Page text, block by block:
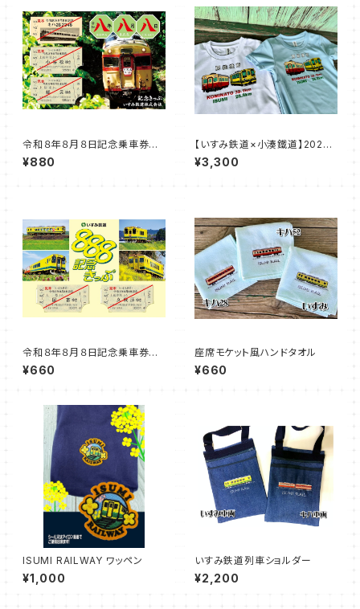
令和８年８月８日記念乗車券セ
ット【A】
¥880
【いすみ鉄道×小湊鐵道】2026
房総横断Tシャツ
¥3,300
令和８年８月８日記念乗車券セ
ット【B】
¥660
座席モケット風ハンドタオル
¥660
ISUMI RAILWAY ワッペン
¥1,000
いすみ鉄道列車ショルダー
¥2,200